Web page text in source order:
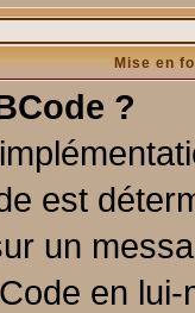
Mise en
?
est
un
en